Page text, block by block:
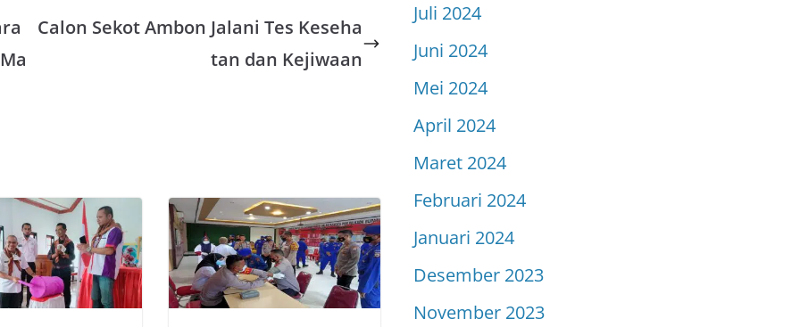
Calon Sekot Ambon Jalani Tes Keseha
tan dan Kejiwaan
Juli 2024
Juni 2024
Mei 2024
April 2024
Maret 2024
Februari 2024
Januari 2024
Desember 2023
November 2023